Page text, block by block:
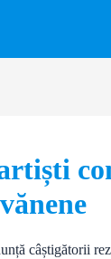
câștigătorii